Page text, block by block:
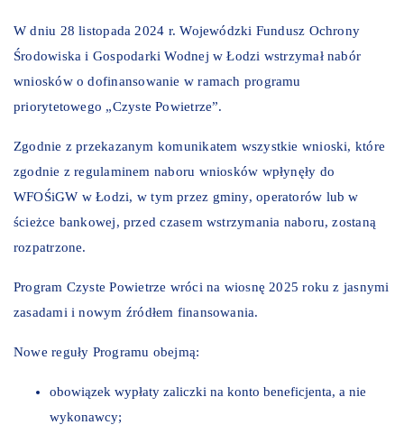
W dniu 28 listopada 2024 r. Wojewódzki Fundusz Ochrony
Środowiska i Gospodarki Wodnej w Łodzi wstrzymał nabór
wniosków o dofinansowanie w ramach programu
priorytetowego „Czyste Powietrze”.
Zgodnie z przekazanym komunikatem wszystkie wnioski, które
zgodnie z regulaminem naboru wniosków wpłynęły do
WFOŚiGW w Łodzi, w tym przez gminy, operatorów lub w
ścieżce bankowej, przed czasem wstrzymania naboru, zostaną
rozpatrzone.
Program Czyste Powietrze wróci na wiosnę 2025 roku z jasnymi
zasadami i nowym źródłem finansowania.
Nowe reguły Programu obejmą:
obowiązek wypłaty zaliczki na konto beneficjenta, a nie
wykonawcy;